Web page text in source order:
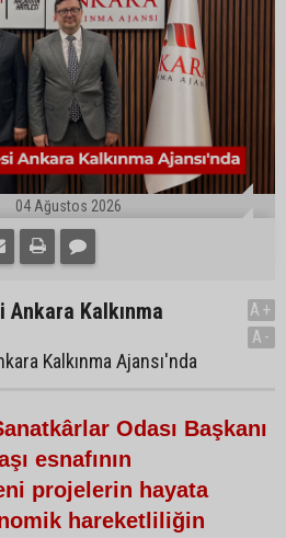
04 Ağustos 2026
Ankara Kalkınma
Kalkınma Ajansı'nda
A+
A-
Odası Başkanı
esnafının
projelerin hayata
hareketliliğin